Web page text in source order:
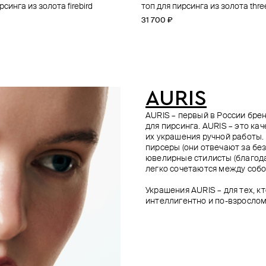
из золота firebird
топ для пирсинга из золота
31 700 ₽
из золота elizabeth
топ для пирсинга из золота
35 000 ₽
snowflake big из золота
топ для пирсинга astra из
34 500 ₽
из золота prium
топ для пирсинга из золота
45 200 ₽
AURIS
AURIS – первый в России
для пирсинга. AURIS – это
их украшения ручной
пирсеры (они отвечают за
ювелирные стилисты
легко сочетаются между
Украшения AURIS – для тех,
интеллигентно и по-